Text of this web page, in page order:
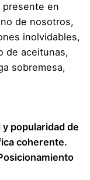
presente en
de nosotros,
inolvidables,
de aceitunas,
sobremesa,
popularidad de
coherente.